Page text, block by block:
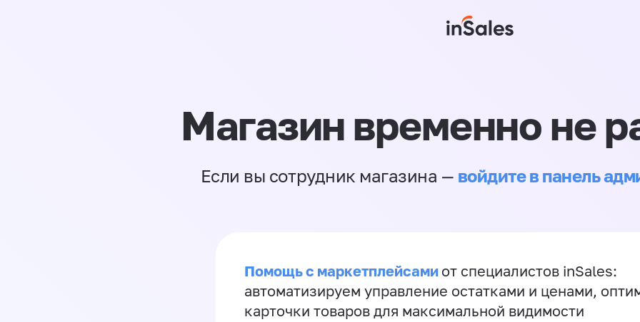
Магазин временно не
Если вы сотрудник магазина — войдите в панель
Помощь с маркетплейсами от специалистов inSales:
автоматизируем управление остатками и ценами,
карточки товаров для максимальной видимости